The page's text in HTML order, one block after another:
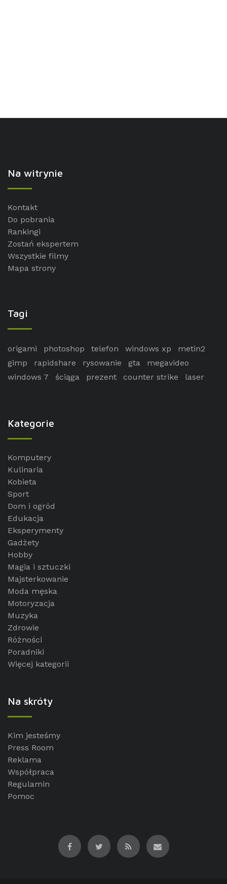
Na witrynie
Kontakt
Do pobrania
Rankingi
Zostań ekspertem
Wszystkie filmy
Mapa strony
Tagi
origami photoshop telefon windows xp
metin2
gimp
rapidshare rysowanie gta
megavideo
windows 7
ściąga prezent counter strike laser
Kategorie
Komputery
Kulinaria
Kobieta
Sport
Dom i ogród
Edukacja
Eksperymenty
Gadżety
Hobby
Magia i sztuczki
Majsterkowanie
Moda męska
Motoryzacja
Muzyka
Zdrowie
Różności
Poradniki
Więcej kategorii
Na skróty
Kim jesteśmy
Press Room
Reklama
Współpraca
Regulamin
Pomoc